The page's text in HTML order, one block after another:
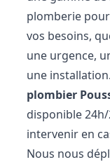
plomberie
vos besoins,
une urgence,
une
plombier
disponible
intervenir en
Nous nous